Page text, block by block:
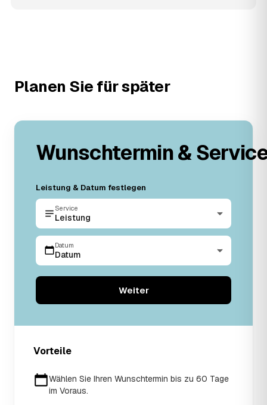
Planen Sie für später
Wunschtermin &
Leistung & Datum festlegen
Service
Leistung
Datum
Datum
Weiter
Vorteile
Wählen Sie Ihren Wunschtermin bis zu 60 Tage
im Voraus.